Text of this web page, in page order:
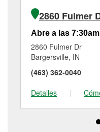
2860 Fulmer
Abre a las 7:30am
2860 Fulmer Dr
Bargersville, IN
(463) 362-0040
Detalles
|